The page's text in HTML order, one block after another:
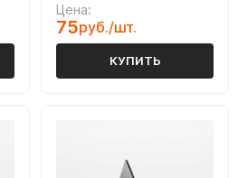
Цена:
75руб./шт.
КУПИТЬ